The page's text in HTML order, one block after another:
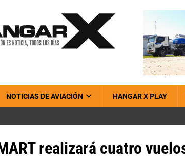
NOTICIAS DE AVIACIÓN HANGAR X PLAY
realizará cuatro